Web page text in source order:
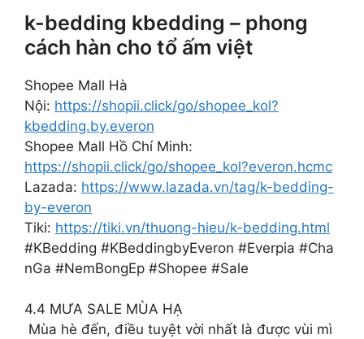
k-bedding kbedding – phong
cách hàn cho tổ ấm việt
Shopee Mall Hà
Nội: https://shopii.click/go/shopee_kol?
kbedding.by.everon
Shopee Mall Hồ Chí Minh:
https://shopii.click/go/shopee_kol?everon.hcmc
Lazada: https://www.lazada.vn/tag/k-bedding-
by-everon
Tiki: https://tiki.vn/thuong-hieu/k-bedding.html
#KBedding #KBeddingbyEveron #Everpia #Cha
nGa #NemBongEp #Shopee #Sale
4.4 MƯA SALE MÙA HẠ
Mùa hè đến, điều tuyệt vời nhất là được vùi mì